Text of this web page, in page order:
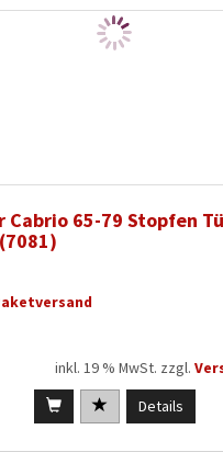
Cabrio 65-79 Stopfen
inkl. 19 % MwSt. zzgl.
Details